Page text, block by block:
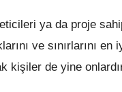
ya da proje
ve sınırlarını
kişiler de yine